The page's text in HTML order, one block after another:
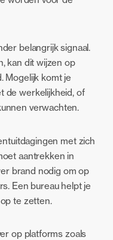
belangrijk signaal.
kan dit wijzen op
Mogelijk komt je
de werkelijkheid, of
verwachten.
met zich
aantrekken in
brand nodig om op
Een bureau helpt je
te zetten.
op platforms zoals